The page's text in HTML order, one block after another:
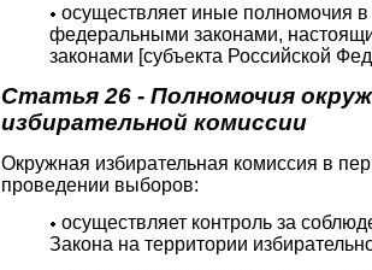
осуществляет иные полномочия в
федеральными законами,
законами [субъекта Российской
Статья 26 - Полномочия
избирательной комиссии
Окружная избирательная комиссия в
проведении выборов:
осуществляет контроль за
Закона на территории